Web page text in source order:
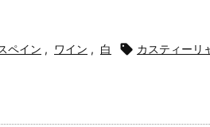
ペイン , ワイン , 白  カスティーリ